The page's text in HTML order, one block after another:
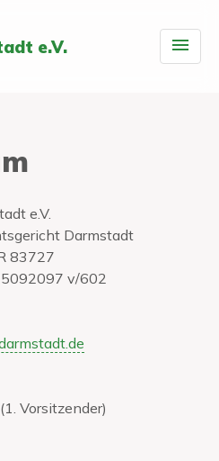
e.V.
e.V.
Darmstadt
83727
v/602
Vorsitzender)